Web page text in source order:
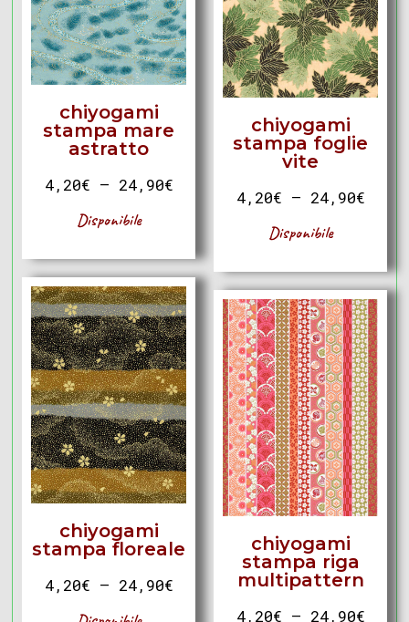
chiyogami
stampa mare
astratto
4,20€ – 24,90€
Disponibile
chiyogami
stampa foglie
vite
4,20€ – 24,90€
Disponibile
chiyogami
stampa floreale
4,20€ – 24,90€
chiyogami
stampa riga
multipattern
4,20€ – 24,90€